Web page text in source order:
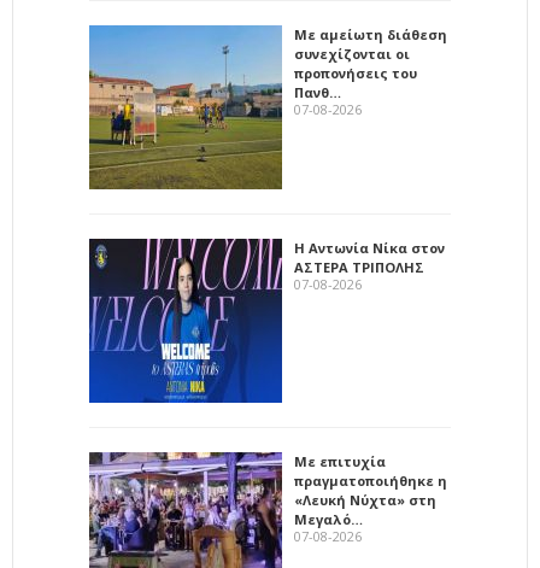
Με αμείωτη διάθεση
συνεχίζονται οι
προπονήσεις του
Πανθ…
07-08-2026
Η Αντωνία Νίκα στον
ΑΣΤΕΡΑ ΤΡΙΠΟΛΗΣ
07-08-2026
Με επιτυχία
πραγματοποιήθηκε η
«Λευκή Νύχτα» στη
Μεγαλό…
07-08-2026